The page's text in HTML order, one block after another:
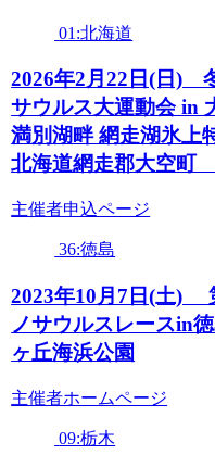
01:北海道
2026年2月22日(日)
サウルス大運動会 in
満別湖畔 網走湖氷上
北海道網走郡大空町
主催者申込ページ
36:徳島
2023年10月7日(土)
ノサウルスレース
ヶ丘海浜公園
主催者ホームページ
09:栃木